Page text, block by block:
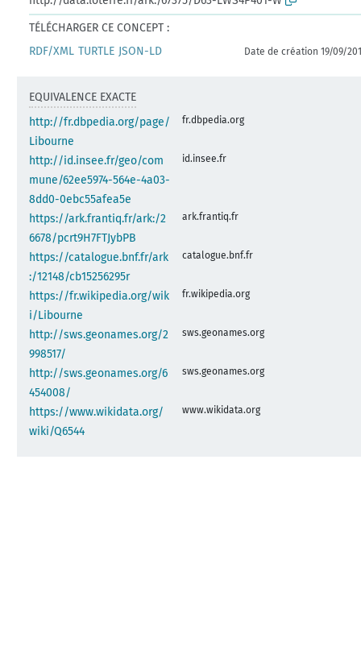
TÉLÉCHARGER CE CONCEPT :
RDF/XML TURTLE JSON-LD Date de création 19/09/
EQUIVALENCE EXACTE
http://fr.dbpedia.org/page/
Libourne
fr.dbpedia.org
http://id.insee.fr/geo/com
mune/62ee5974-564e-4a03-
8dd0-0ebc55afea5e
id.insee.fr
https://ark.frantiq.fr/ark:/2
6678/pcrt9H7FTJybPB
ark.frantiq.fr
https://catalogue.bnf.fr/ark
:/12148/cb15256295r
catalogue.bnf.fr
https://fr.wikipedia.org/wik
i/Libourne
fr.wikipedia.org
http://sws.geonames.org/2
998517/
sws.geonames.org
http://sws.geonames.org/6
454008/
sws.geonames.org
https://www.wikidata.org/
wiki/Q6544
www.wikidata.org